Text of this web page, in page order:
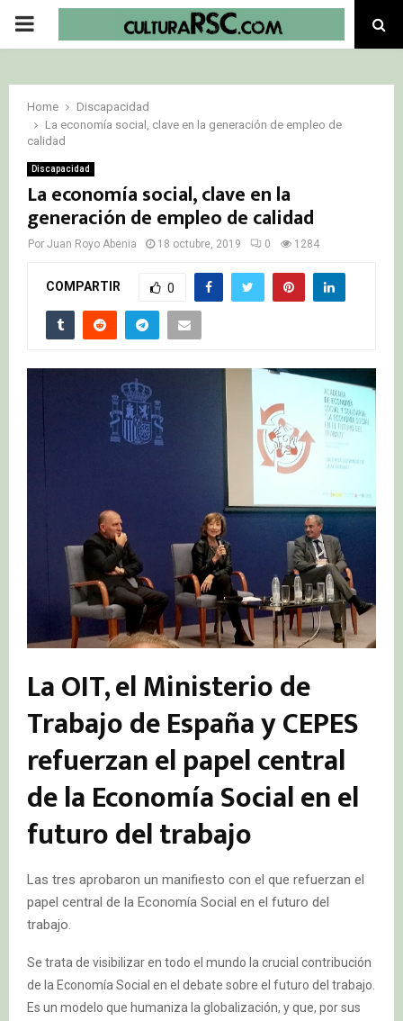
PRIMARY
Home
Discapacidad
La economía social, clave en la generación de empleo de
calidad
Discapacidad
La economía social, clave en la
generación de empleo de calidad
Por Juan Royo Abenia 18 octubre, 2019 0 1284
COMPARTIR 0
La OIT, el Ministerio de
Trabajo de España y CEPES
refuerzan el papel central
de la Economía Social en el
futuro del trabajo
Las tres aprobaron un manifiesto con el que refuerzan el
papel central de la Economía Social en el futuro del
trabajo.
Se trata de visibilizar en todo el mundo la crucial contribución
de la Economía Social en el debate sobre el futuro del trabajo.
Es un modelo que humaniza la globalización, y que, por sus